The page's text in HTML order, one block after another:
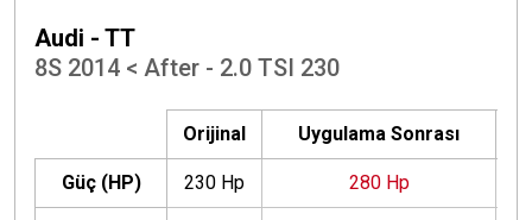
Audi - TT
8S 2014 < After - 2.0 TSI 230
Orijinal Uygulama Sonrası
Güç (HP) 230 Hp 280 Hp